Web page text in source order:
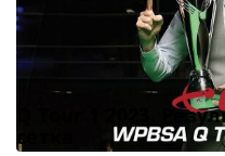
Q Tour 1 2023.
сетка